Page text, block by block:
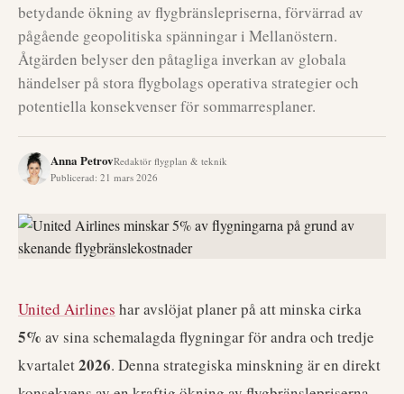
betydande ökning av flygbränslepriserna, förvärrad av
pågående geopolitiska spänningar i Mellanöstern.
Åtgärden belyser den påtagliga inverkan av globala
händelser på stora flygbolags operativa strategier och
potentiella konsekvenser för sommarresplaner.
Anna PetrovRedaktör flygplan & teknik
Publicerad: 21 mars 2026
United Airlines har avslöjat planer på att minska cirka
5% av sina schemalagda flygningar för andra och tredje
kvartalet2026. Denna strategiska minskning är en direkt